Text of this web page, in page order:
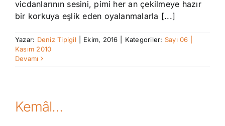
vicdanlarının sesini, pimi her an çekilmeye hazır
bir korkuya eşlik eden oyalanmalarla [...]
Yazar: Deniz Tipigil Ekim, 2016 Kategoriler: Sayı 06 |
Kasım 2010
Devamı
Kemâl…